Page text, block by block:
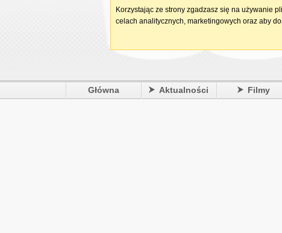
Główna Aktualności Filmy
Korzystając ze strony zgadzasz się na używanie
celach analitycznych, marketingowych oraz aby